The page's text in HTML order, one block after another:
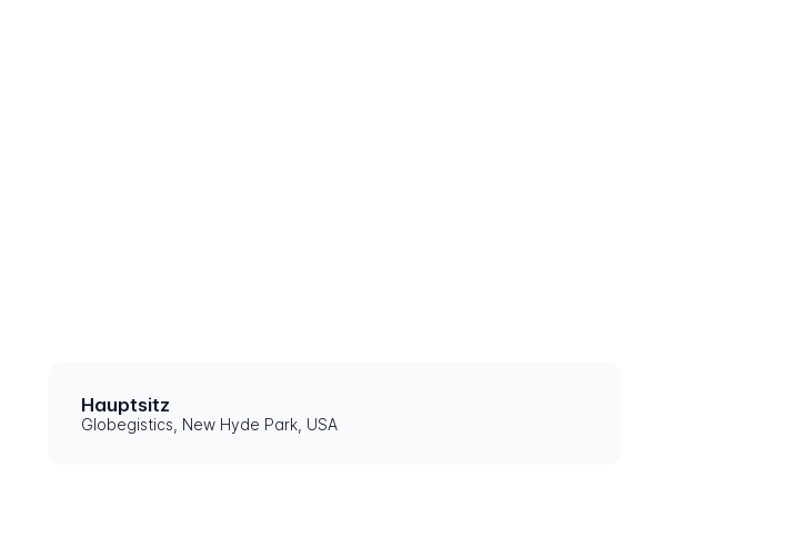
Hauptsitz
Globegistics, New Hyde Park, USA